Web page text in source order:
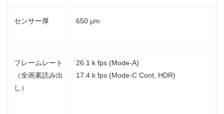
センサー厚 650 μm
フレームレート
（全画素読み出
し）
26.1 k fps (Mode-A)
17.4 k fps (Mode-C Cont, HDR)